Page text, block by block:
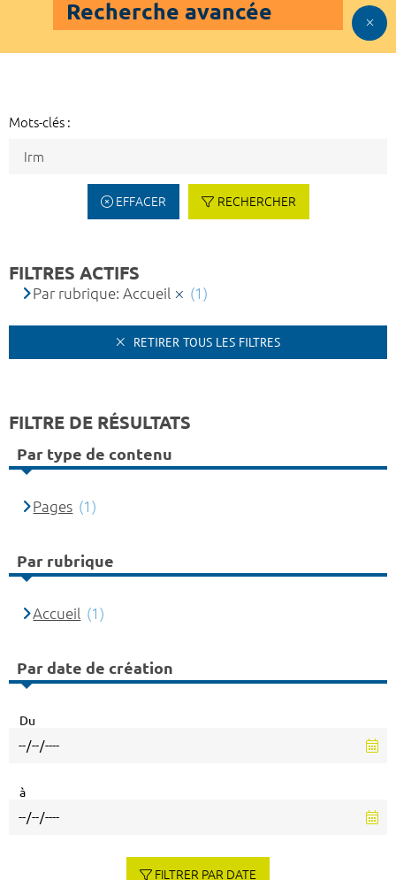
Recherche avancée
Mots-clés :
EFFACER RECHERCHER
FILTRES ACTIFS
Par rubrique: Accueil (1)
RETIRER TOUS LES FILTRES
FILTRE DE RÉSULTATS
Par type de contenu
Pages (1)
Par rubrique
Accueil (1)
Par date de création
Du
à
FILTRER PAR DATE